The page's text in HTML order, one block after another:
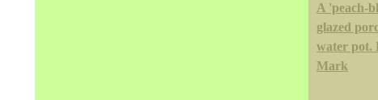
A 'peach-
glazed
water pot.
Mark